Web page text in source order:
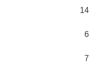
14
6
7